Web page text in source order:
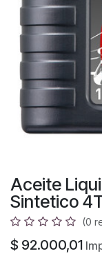
Aceite
Sintetico
(0
$ 92.000,01